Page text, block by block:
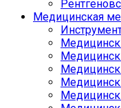
Медицинская